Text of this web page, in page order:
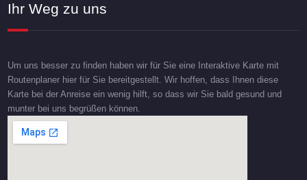
Ihr Weg zu uns
Um uns besser zu finden haben wir für Sie eine Interaktive Karte mit
Routenplaner hier für Sie bereitgestellt. Wir hoffen, dass Ihnen diese
Karte bei der Anreise ein wenig hilft, so dass wir Sie bald gesund und
munter bei uns begrüßen können.